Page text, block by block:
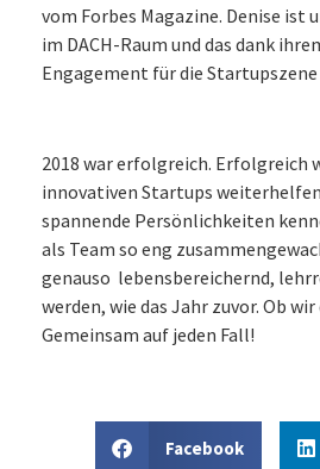
vom Forbes Magazine. Denise ist
im DACH-Raum und das dank
Engagement für die Startupszene
2018 war erfolgreich. Erfolgreich
innovativen Startups
spannende Persönlichkeiten
als Team so eng
genauso lebensbereichernd,
werden, wie das Jahr zuvor. Ob wir
Gemeinsam auf jeden Fall!
Facebook